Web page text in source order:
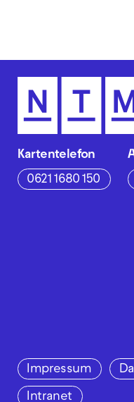
Kartentelefon
0621 1680 150
Impressum
Intranet